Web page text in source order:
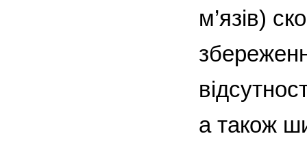
м’язів)
а також